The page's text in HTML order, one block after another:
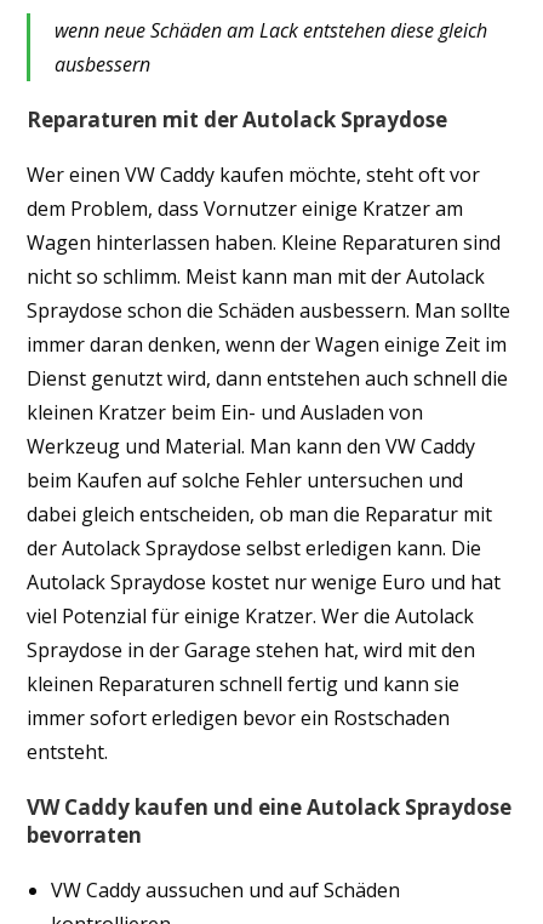
wenn neue Schäden am Lack entstehen diese gleich
ausbessern
Reparaturen mit der Autolack Spraydose
Wer einen VW Caddy kaufen möchte, steht oft vor
dem Problem, dass Vornutzer einige Kratzer am
Wagen hinterlassen haben. Kleine Reparaturen sind
nicht so schlimm. Meist kann man mit der Autolack
Spraydose schon die Schäden ausbessern. Man sollte
immer daran denken, wenn der Wagen einige Zeit im
Dienst genutzt wird, dann entstehen auch schnell die
kleinen Kratzer beim Ein- und Ausladen von
Werkzeug und Material. Man kann den VW Caddy
beim Kaufen auf solche Fehler untersuchen und
dabei gleich entscheiden, ob man die Reparatur mit
der Autolack Spraydose selbst erledigen kann. Die
Autolack Spraydose kostet nur wenige Euro und hat
viel Potenzial für einige Kratzer. Wer die Autolack
Spraydose in der Garage stehen hat, wird mit den
kleinen Reparaturen schnell fertig und kann sie
immer sofort erledigen bevor ein Rostschaden
entsteht.
VW Caddy kaufen und eine Autolack Spraydose
bevorraten
VW Caddy aussuchen und auf Schäden